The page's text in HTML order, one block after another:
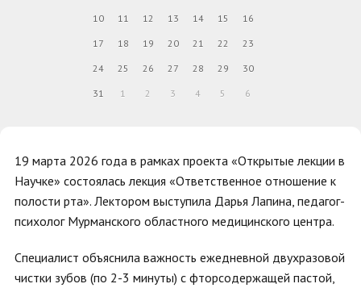
19 марта 2026 года в рамках проекта «Открытые лекции в
Научке» состоялась лекция «Ответственное отношение к
полости рта». Лектором выступила Дарья Лапина, педагог-
психолог Мурманского областного медицинского центра.
Специалист объяснила важность ежедневной двухразовой
чистки зубов (по 2-3 минуты) с фторсодержащей пастой,
10 11 12 13 14 15 16
17 18 19 20 21 22 23
24 25 26 27 28 29 30
31 1 2 3 4 5 6